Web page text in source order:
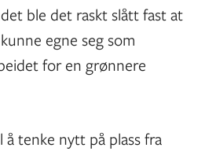
ble det raskt slått fast at
egne seg som
for en grønnere
å tenke nytt på plass fra